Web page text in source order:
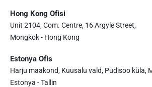
Hong Kong Ofisi
Unit 2104, Com. Centre, 16 Argyle Street,
Mongkok - Hong Kong
Estonya Ofis
Harju maakond, Kuusalu vald, Pudisoo küla,
Estonya - Tallin